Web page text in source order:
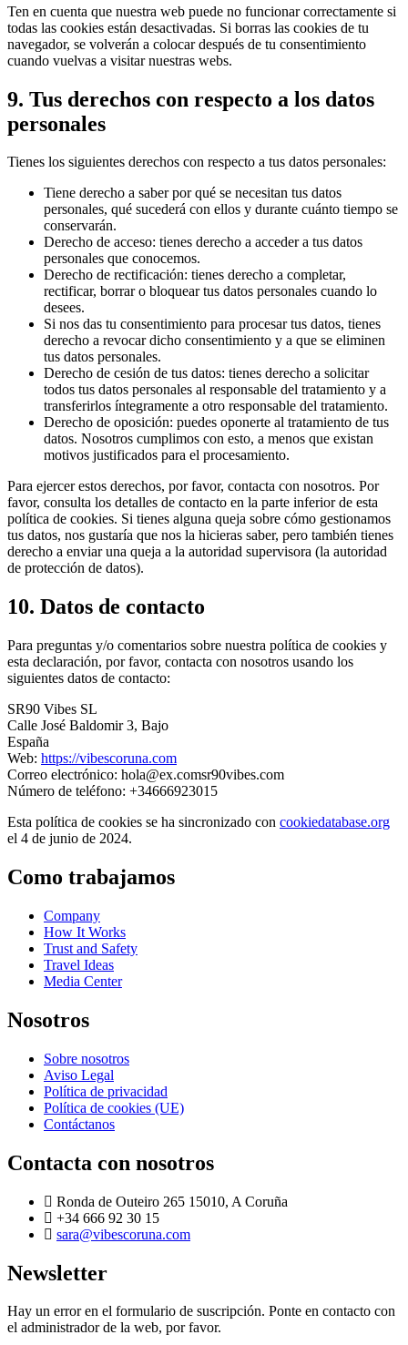
Ten en cuenta que nuestra web puede no funcionar correctamente si
todas las cookies están desactivadas. Si borras las cookies de tu
navegador, se volverán a colocar después de tu consentimiento
cuando vuelvas a visitar nuestras webs.
9. Tus derechos con respecto a los datos
personales
Tienes los siguientes derechos con respecto a tus datos personales:
Tiene derecho a saber por qué se necesitan tus datos
personales, qué sucederá con ellos y durante cuánto tiempo se
conservarán.
Derecho de acceso: tienes derecho a acceder a tus datos
personales que conocemos.
Derecho de rectificación: tienes derecho a completar,
rectificar, borrar o bloquear tus datos personales cuando lo
desees.
Si nos das tu consentimiento para procesar tus datos, tienes
derecho a revocar dicho consentimiento y a que se eliminen
tus datos personales.
Derecho de cesión de tus datos: tienes derecho a solicitar
todos tus datos personales al responsable del tratamiento y a
transferirlos íntegramente a otro responsable del tratamiento.
Derecho de oposición: puedes oponerte al tratamiento de tus
datos. Nosotros cumplimos con esto, a menos que existan
motivos justificados para el procesamiento.
Para ejercer estos derechos, por favor, contacta con nosotros. Por
favor, consulta los detalles de contacto en la parte inferior de esta
política de cookies. Si tienes alguna queja sobre cómo gestionamos
tus datos, nos gustaría que nos la hicieras saber, pero también tienes
derecho a enviar una queja a la autoridad supervisora (la autoridad
de protección de datos).
10. Datos de contacto
Para preguntas y/o comentarios sobre nuestra política de cookies y
esta declaración, por favor, contacta con nosotros usando los
siguientes datos de contacto:
SR90 Vibes SL
Calle José Baldomir 3, Bajo
España
Web: https://vibescoruna.com
Correo electrónico: hola@ex.comsr90vibes.com
Número de teléfono: +34666923015
Esta política de cookies se ha sincronizado con cookiedatabase.org
el 4 de junio de 2024.
Como trabajamos
Company
How It Works
Trust and Safety
Travel Ideas
Media Center
Nosotros
Sobre nosotros
Aviso Legal
Política de privacidad
Política de cookies (UE)
Contáctanos
Contacta con nosotros
Ronda de Outeiro 265 15010, A Coruña
+34 666 92 30 15
sara@vibescoruna.com
Newsletter
Hay un error en el formulario de suscripción. Ponte en contacto con
el administrador de la web, por favor.